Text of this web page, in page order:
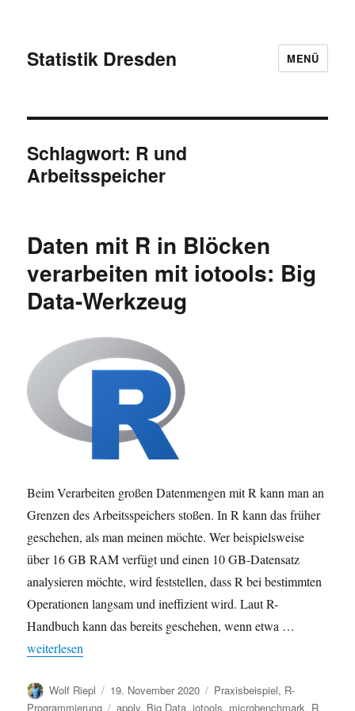
Statistik Dresden MENÜ
Schlagwort: R und
Arbeitsspeicher
Daten mit R in Blöcken
verarbeiten mit iotools: Big
Data-Werkzeug
Beim Verarbeiten großen Datenmengen mit R kann man an
Grenzen des Arbeitsspeichers stoßen. In R kann das früher
geschehen, als man meinen möchte. Wer beispielsweise
über 16 GB RAM verfügt und einen 10 GB-Datensatz
analysieren möchte, wird feststellen, dass R bei bestimmten
Operationen langsam und ineffizient wird. Laut R-
Handbuch kann das bereits geschehen, wenn etwa …
„Daten mit R in Blöcken verarbeiten mit iotools: Big Data-
weiterlesen
Autor
Wolf Riepl
Veröffentlicht
am
19. November 2020 Kategorien
Praxisbeispiel, R-
Programmierung
Schlagwörter
apply, Big Data,iotools, microbenchmark, R